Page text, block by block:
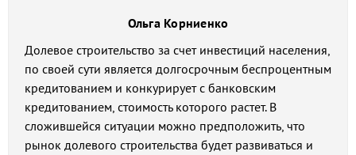
Ольга Корниенко
Долевое строительство за счет инвестиций населения,
по своей сути является долгосрочным беспроцентным
кредитованием и конкурирует с банковским
кредитованием, стоимость которого растет. В
сложившейся ситуации можно предположить, что
рынок долевого строительства будет развиваться и